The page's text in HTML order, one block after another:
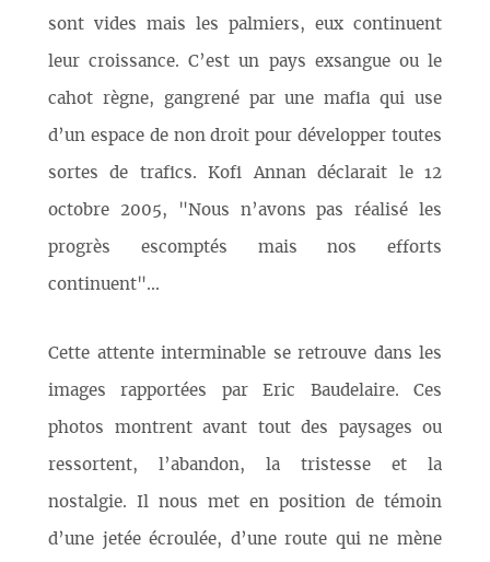
sont vides mais les palmiers, eux continuent
leur croissance. C’est un pays exsangue ou le
cahot règne, gangrené par une mafia qui use
d’un espace de non droit pour développer toutes
sortes de trafics. Kofi Annan déclarait le 12
octobre 2005, "Nous n’avons pas réalisé les
progrès escomptés mais nos efforts
continuent"...
Cette attente interminable se retrouve dans les
images rapportées par Eric Baudelaire. Ces
photos montrent avant tout des paysages ou
ressortent, l’abandon, la tristesse et la
nostalgie. Il nous met en position de témoin
d’une jetée écroulée, d’une route qui ne mène